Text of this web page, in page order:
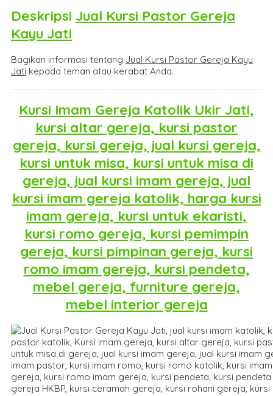
Deskripsi Jual Kursi Pastor Gereja
Kayu Jati
Bagikan informasi tentang Jual Kursi Pastor Gereja Kayu
Jati kepada teman atau kerabat Anda.
Kursi Imam Gereja Katolik Ukir Jati,
kursi altar gereja, kursi pastor
gereja, kursi gereja, jual kursi gereja,
kursi untuk misa, kursi untuk misa di
gereja, jual kursi imam gereja, jual
kursi imam gereja katolik, harga kursi
imam gereja, kursi untuk ekaristi,
kursi romo gereja, kursi pemimpin
gereja, kursi pimpinan gereja, kursi
romo imam gereja, kursi pendeta,
mebel gereja, furniture gereja,
mebel interior gereja